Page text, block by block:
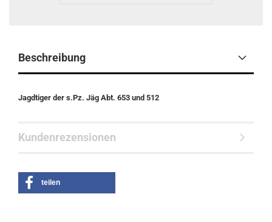
Beschreibung
Jagdtiger der s.Pz. Jäg Abt. 653 und 512
Kundenrezensionen
teilen